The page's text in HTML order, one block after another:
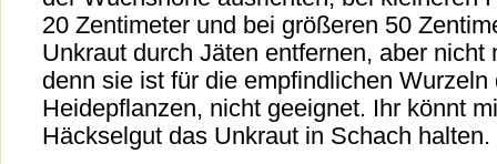
20 Zentimeter und bei größeren 50
Unkraut durch Jäten entfernen, aber nicht
denn sie ist für die empfindlichen Wurzeln
Heidepflanzen, nicht geeignet. Ihr könnt
Häckselgut das Unkraut in Schach halten.